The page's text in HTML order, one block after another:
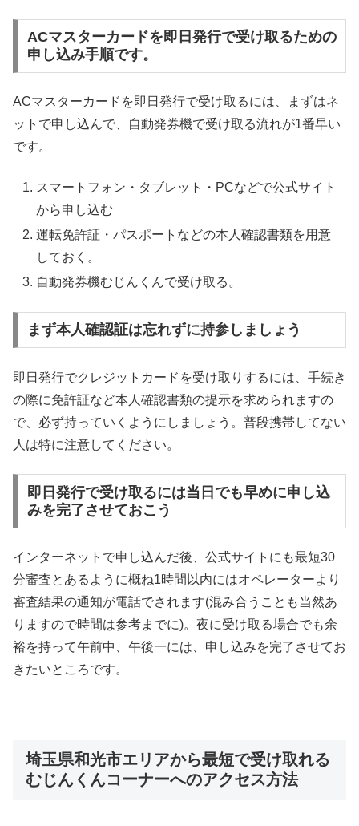
ACマスターカードを即日発行で受け取るための
申し込み手順です。
ACマスターカードを即日発行で受け取るには、まずはネ
ットで申し込んで、自動発券機で受け取る流れが1番早い
です。
スマートフォン・タブレット・PCなどで公式サイト
から申し込む
運転免許証・パスポートなどの本人確認書類を用意
しておく。
自動発券機むじんくんで受け取る。
まず本人確認証は忘れずに持参しましょう
即日発行でクレジットカードを受け取りするには、手続き
の際に免許証など本人確認書類の提示を求められますの
で、必ず持っていくようにしましょう。普段携帯してない
人は特に注意してください。
即日発行で受け取るには当日でも早めに申し込
みを完了させておこう
インターネットで申し込んだ後、公式サイトにも最短30
分審査とあるように概ね1時間以内にはオペレーターより
審査結果の通知が電話でされます(混み合うことも当然あ
りますので時間は参考までに)。夜に受け取る場合でも余
裕を持って午前中、午後一には、申し込みを完了させてお
きたいところです。
埼玉県和光市エリアから最短で受け取れる
むじんくんコーナーへのアクセス方法